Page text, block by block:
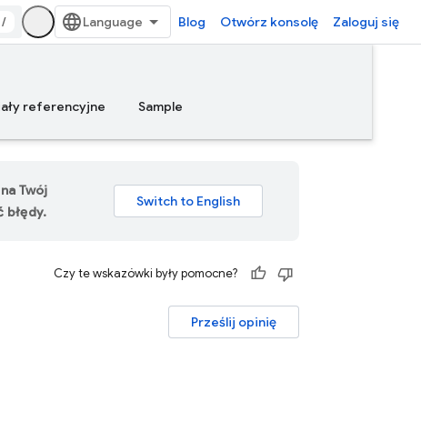
/ Blog Otwórz konsolę Zaloguj się
referencyjne Sample
Twój
błędy.
Czy te wskazówki były pomocne?
Prześlij opinię